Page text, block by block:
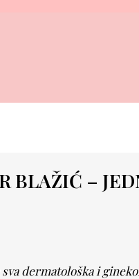
–
dermatološka i